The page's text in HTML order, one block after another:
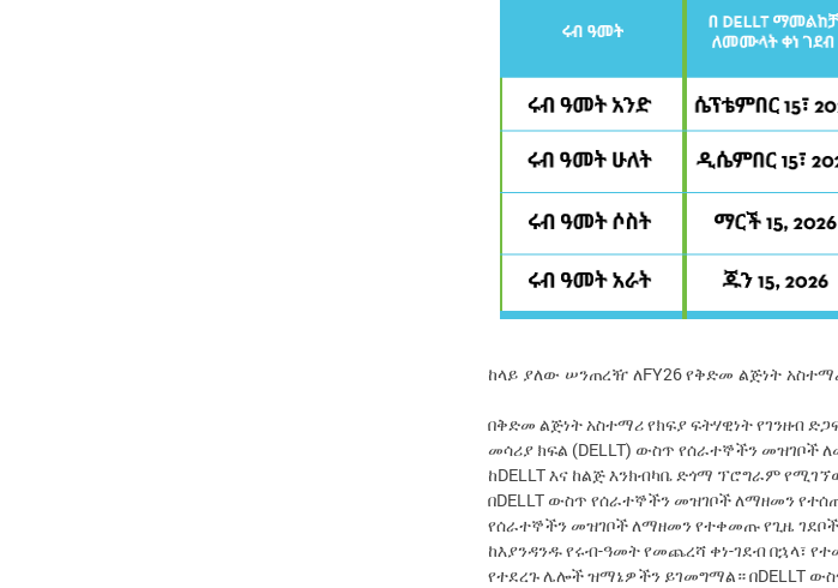
ከላይ ያለው ሠንጠረዥ ለFY26 የቅድመ ልጅነት
በቅድመ ልጅነት አስተማሪ የክፍያ ፍትሃዊነት የገንዘብ
መሳሪያ ክፍል (DELLT) ውስጥ የሰራተኞችን
ከDELLT እና ከልጅ እንክብካቤ ድጎማ ፕሮግራም
በDELLT ውስጥ የሰራተኞችን መዝገቦች ለማዘመን
የሰራተኞችን መዝገቦች ለማዘመን የተቀመጡ የጊዜ
ከእያንዳንዱ የሩብ-ዓመት የመጨረሻ ቀነ-ገደብ በኋላ፣
የተደረጉ ሌሎች ዝማኔዎችን ይገመግማል። በDELLT